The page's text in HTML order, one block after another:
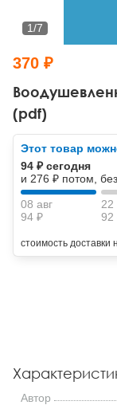
Другие
Классический,
НЛП
Социальная
Классический и
(pdf)
1/7
370 ₽
Этот товар
94 ₽ сегодня
и 276 ₽ потом,
08 авг
94 ₽
22
92
стоимость доставки
Автор